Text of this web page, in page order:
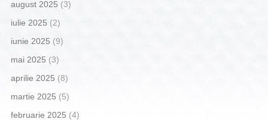
august 2025 (3)
iulie 2025 (2)
iunie 2025 (9)
mai 2025 (3)
aprilie 2025 (8)
martie 2025 (5)
februarie 2025 (4)